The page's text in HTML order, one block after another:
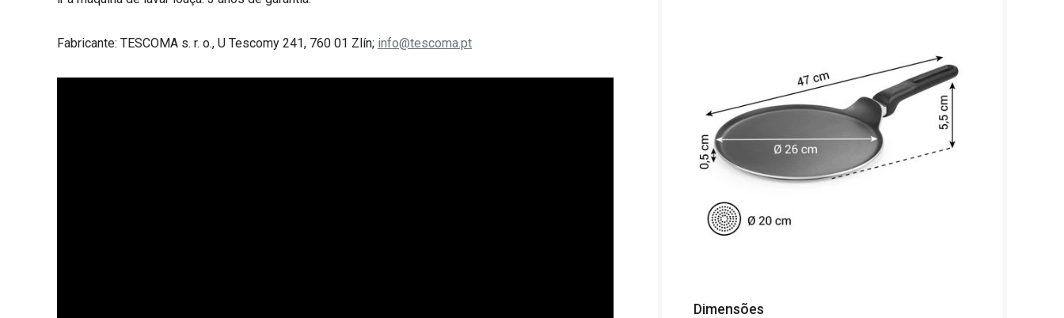
Fabricante: TESCOMA s. r. o., U Tescomy 241, 760 01 Zlín; info@tescoma.pt
Dimensões